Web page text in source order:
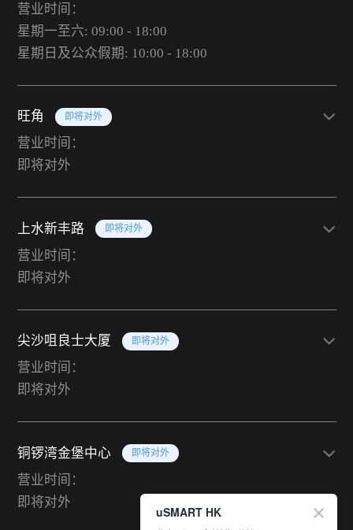
营业时间：
星期一至六: 09:00 - 18:00
星期日及公众假期: 10:00 - 18:00
旺角 即将对外
营业时间：
即将对外
上水新丰路 即将对外
营业时间：
即将对外
尖沙咀良士大厦 即将对外
营业时间：
即将对外
铜锣湾金堡中心 即将对外
营业时间：
即将对外
uSMART HK